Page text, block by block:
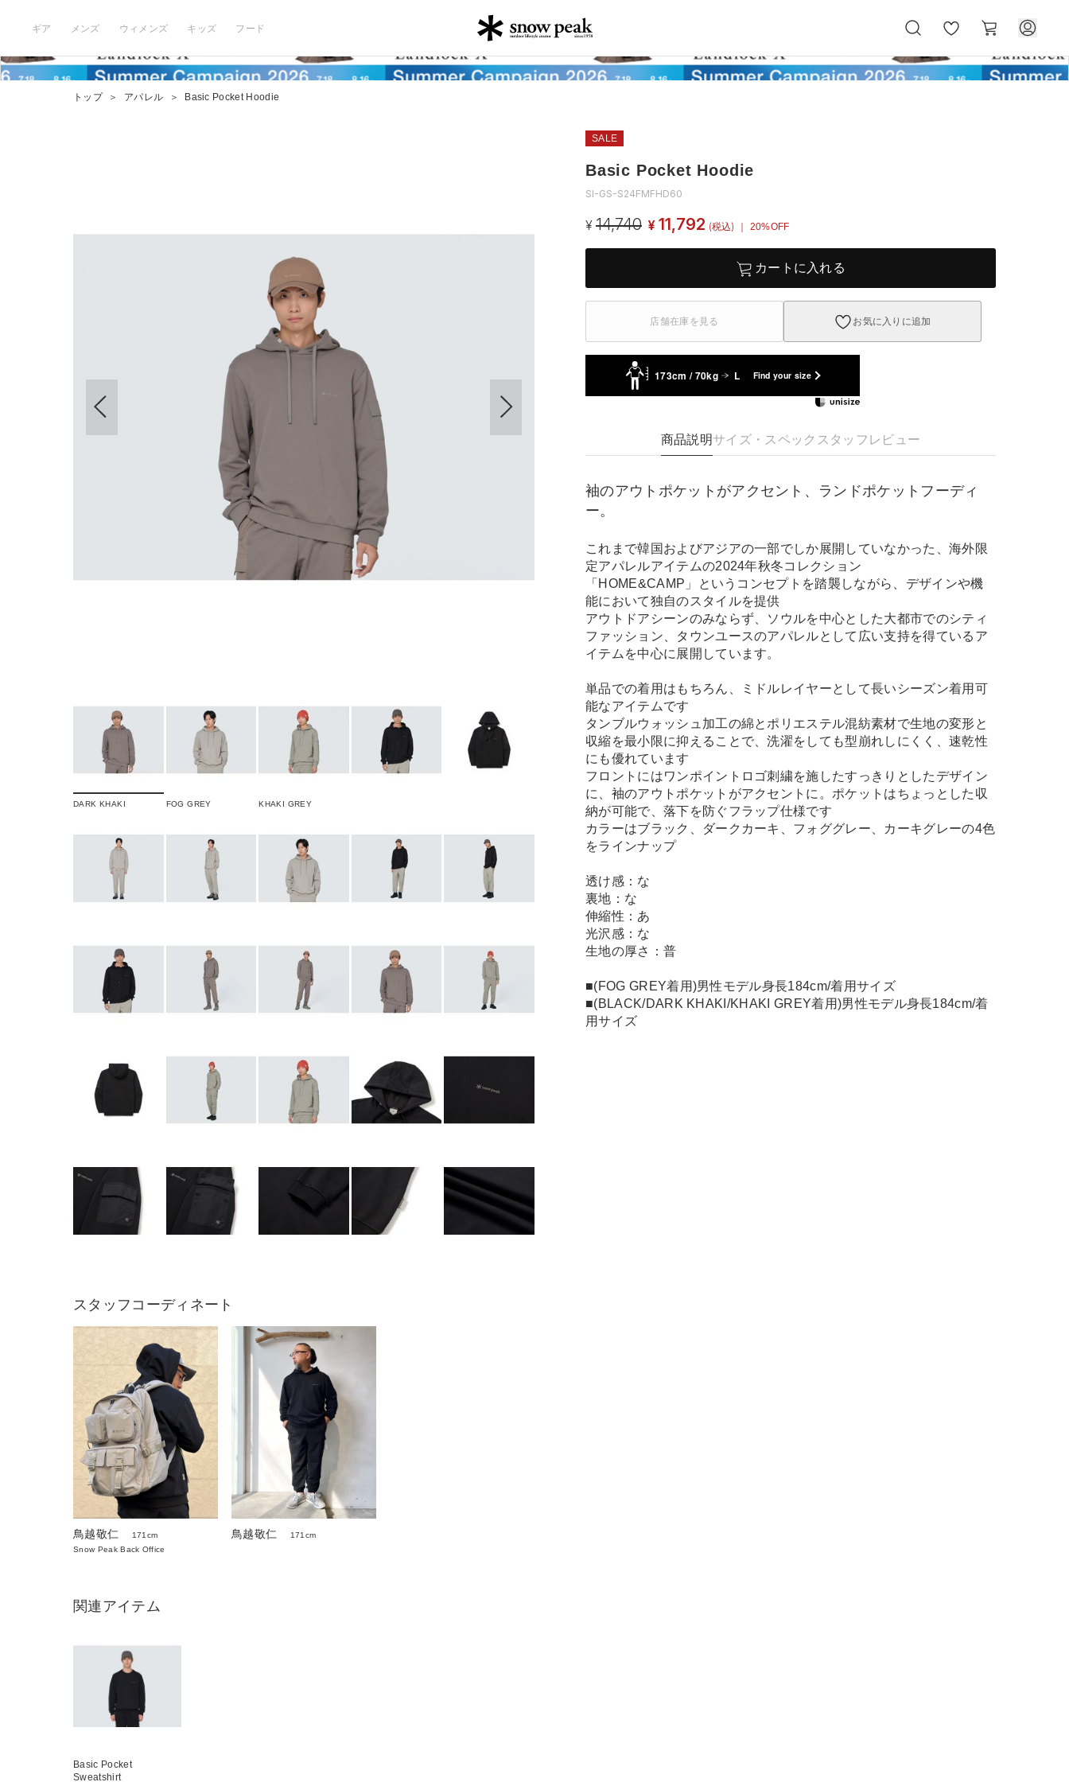
ギア メンズ ウィメンズ キッズ フード
気
に
ー
ト
トップ ＞ アパレル ＞ Basic Pocket Hoodie
DARK KHAKI FOG GREY KHAKI GREY
SALE
Basic Pocket Hoodie
SI-GS-S24FMFHD60
¥ 14,740 ¥ 11,792 (税込) ｜ 20%OFF
カートに入れる
店舗在庫を見る お気に入りに追加
173cm / 70kg L Find your size
商品説明サイズ・スペック スタッフレビュー
袖のアウトポケットがアクセント、ランドポケットフーディ
ー。
これまで韓国およびアジアの一部でしか展開していなかった、海外限
定アパレルアイテムの2024年秋冬コレクション
「HOME&CAMP」というコンセプトを踏襲しながら、デザインや機
能において独自のスタイルを提供
アウトドアシーンのみならず、ソウルを中心とした大都市でのシティ
ファッション、タウンユースのアパレルとして広い支持を得ているア
イテムを中心に展開しています。
単品での着用はもちろん、ミドルレイヤーとして長いシーズン着用可
能なアイテムです
タンブルウォッシュ加工の綿とポリエステル混紡素材で生地の変形と
収縮を最小限に抑えることで、洗濯をしても型崩れしにくく、速乾性
にも優れています
フロントにはワンポイントロゴ刺繍を施したすっきりとしたデザイン
に、袖のアウトポケットがアクセントに。ポケットはちょっとした収
納が可能で、落下を防ぐフラップ仕様です
カラーはブラック、ダークカーキ、フォググレー、カーキグレーの4色
をラインナップ
透け感：な
裏地：な
伸縮性：あ
光沢感：な
生地の厚さ：普
■(FOG GREY着用)男性モデル身長184cm/着用サイズ
■(BLACK/DARK KHAKI/KHAKI GREY着用)男性モデル身長184cm/着
用サイズ
スタッフコーディネート
鳥越敬仁
171cm
Snow Peak Back Office
鳥越敬仁 171cm
関連アイテム
Basic Pocket
Sweatshirt